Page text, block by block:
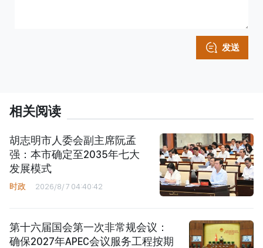
发送
相关阅读
胡志明市人委会副主席阮孟
强：本市确定至2035年七大
发展模式
时政 2026/8/7 04:40:42
第十六届国会第一次非常规会议：
确保2027年APEC会议服务工程按期